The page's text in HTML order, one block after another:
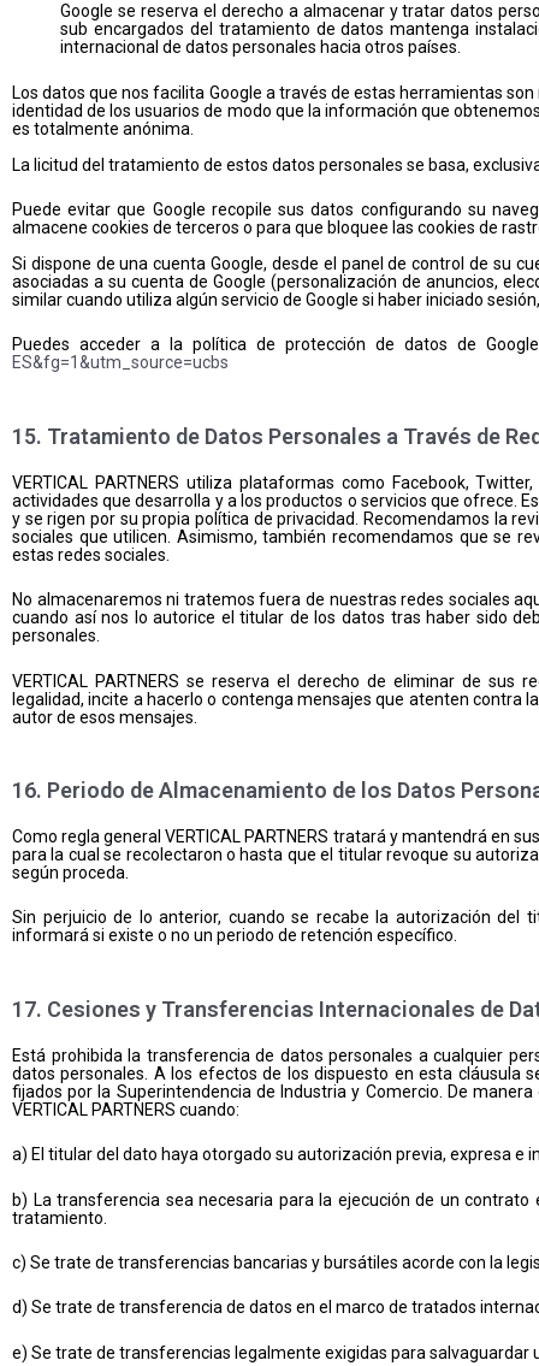
Google se reserva el derecho a almacenar y tratar datos
sub encargados del tratamiento de datos mantenga
internacional de datos personales hacia otros países.
Los datos que nos facilita Google a través de estas herramientas
identidad de los usuarios de modo que la información que
es totalmente anónima.
La licitud del tratamiento de estos datos personales se basa,
Puede evitar que Google recopile sus datos configurando su
almacene cookies de terceros o para que bloquee las cookies de
Si dispone de una cuenta Google, desde el panel de control de su
asociadas a su cuenta de Google (personalización de anuncios,
similar cuando utiliza algún servicio de Google si haber iniciado
Puedes acceder a la política de protección de datos de
ES&fg=1&utm_source=ucbs
15. Tratamiento de Datos Personales a Través de
VERTICAL PARTNERS utiliza plataformas como Facebook,
actividades que desarrolla y a los productos o servicios que ofrece.
y se rigen por su propia política de privacidad. Recomendamos la
sociales que utilicen. Asimismo, también recomendamos que se
estas redes sociales.
No almacenaremos ni tratemos fuera de nuestras redes sociales
cuando así nos lo autorice el titular de los datos tras haber sido
personales.
VERTICAL PARTNERS se reserva el derecho de eliminar de
legalidad, incite a hacerlo o contenga mensajes que atenten contra
autor de esos mensajes.
16. Periodo de Almacenamiento de los Datos
Como regla general VERTICAL PARTNERS tratará y mantendrá en
para la cual se recolectaron o hasta que el titular revoque su
según proceda.
Sin perjuicio de lo anterior, cuando se recabe la autorización del
informará si existe o no un periodo de retención específico.
17. Cesiones y Transferencias Internacionales de
Está prohibida la transferencia de datos personales a cualquier
datos personales. A los efectos de los dispuesto en esta cláusula
fijados por la Superintendencia de Industria y Comercio. De
VERTICAL PARTNERS cuando:
a) El titular del dato haya otorgado su autorización previa, expresa e
b) La transferencia sea necesaria para la ejecución de un contrato
tratamiento.
c) Se trate de transferencias bancarias y bursátiles acorde con la
d) Se trate de transferencia de datos en el marco de tratados
e) Se trate de transferencias legalmente exigidas para salvaguardar